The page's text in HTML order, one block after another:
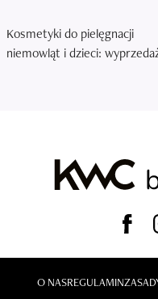
Kosmetyki do pielęgnacji
niemowląt i dzieci:
O NASREGULAMIN